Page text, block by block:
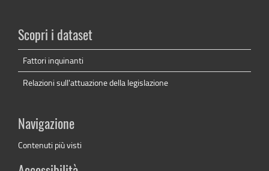
Scopri i dataset
Fattori inquinanti
Relazioni sull'attuazione della legislazione
Navigazione
Contenuti più visti